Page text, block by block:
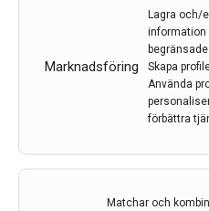
Marknadsföring
Lagra och/
information
Skapa
Använda
förbättra
Matchar och
starkaste som någonsin